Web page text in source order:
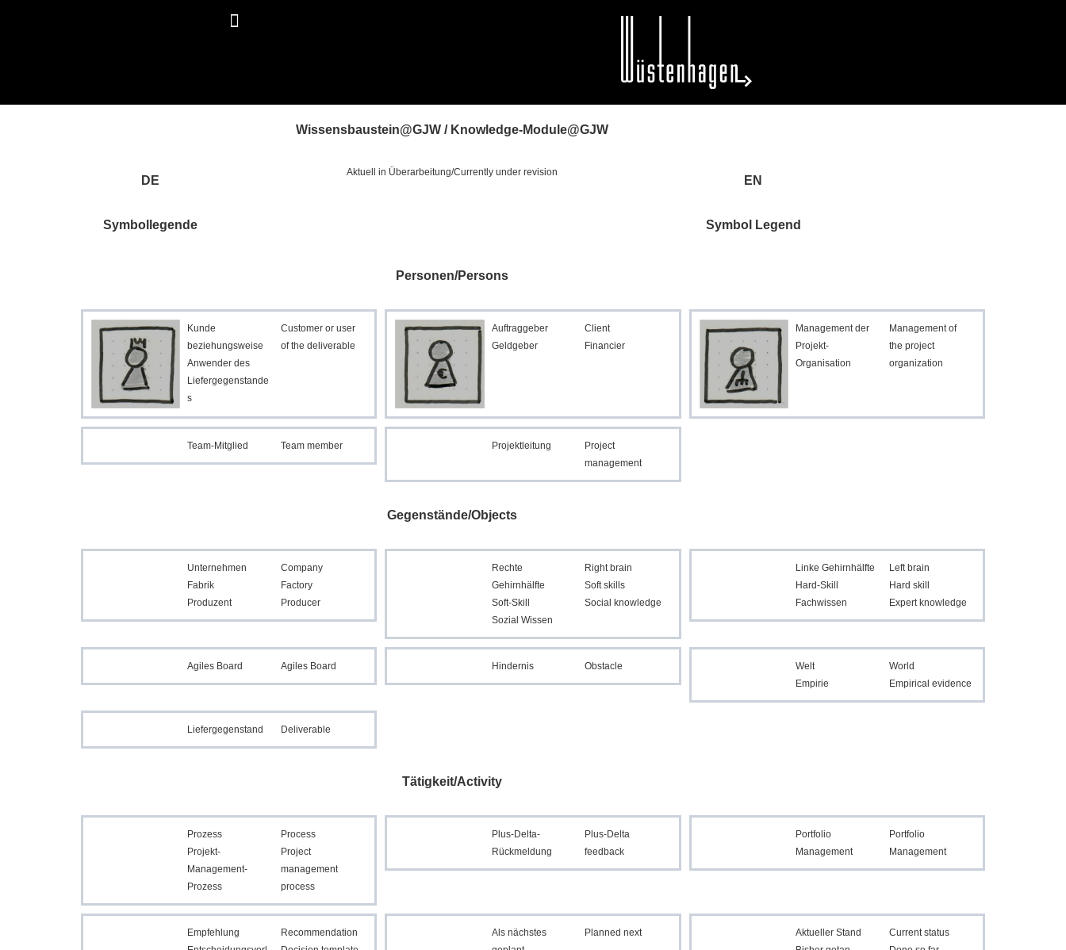
Wissensbaustein@GJW / Knowledge-Module@GJW
DE
Symbollegende
Aktuell in Überarbeitung/Currently under revision
EN
Symbol Legend
Personen/Persons
Kunde
beziehungsweise
Anwender des
Liefergegenstande
s
Customer or user
of the deliverable
Auftraggeber
Geldgeber
Client
Financier
Management der
Projekt-
Organisation
Management of
the project
organization
Team-Mitglied Team member Projektleitung
Project
management
Gegenstände/Objects
Unternehmen
Fabrik
Produzent
Company
Factory
Producer
Rechte
Gehirnhälfte
Soft-Skill
Sozial Wissen
Right brain
Soft skills
Social knowledge
Linke Gehirnhälfte
Hard-Skill
Fachwissen
Left brain
Hard skill
Expert knowledge
Agiles Board Agiles Board Hindernis Obstacle
Welt
Empirie
World
Empirical evidence
Liefergegenstand Deliverable
Tätigkeit/Activity
Prozess
Projekt-
Management-
Prozess
Process
Project
management
process
Plus-Delta-
Rückmeldung
Plus-Delta
feedback
Portfolio
Management
Portfolio
Management
Empfehlung
Recommendation
Als nächstes
Planned next
Aktueller Stand
Current status